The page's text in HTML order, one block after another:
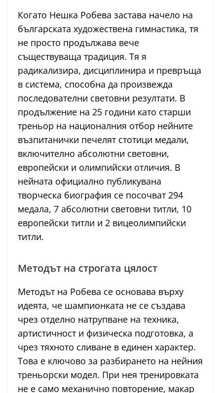
Когато Нешка Робева застава начело на
българската художествена гимнастика, тя
не просто продължава вече
съществуваща традиция. Тя я
радикализира, дисциплинира и превръща
в система, способна да произвежда
последователни световни резултати. В
продължение на 25 години като старши
треньор на националния отбор нейните
възпитанички печелят стотици медали,
включително абсолютни световни,
европейски и олимпийски отличия. В
нейната официално публикувана
творческа биография се посочват 294
медала, 7 абсолютни световни титли, 10
европейски титли и 2 вицеолимпийски
титли.
Методът на строгата цялост
Методът на Робева се основава върху
идеята, че шампионката не се създава
чрез отделно натрупване на техника,
артистичност и физическа подготовка, а
чрез тяхното сливане в единен характер.
Това е ключово за разбирането на нейния
треньорски модел. При нея тренировката
не е само механично повторение, макар